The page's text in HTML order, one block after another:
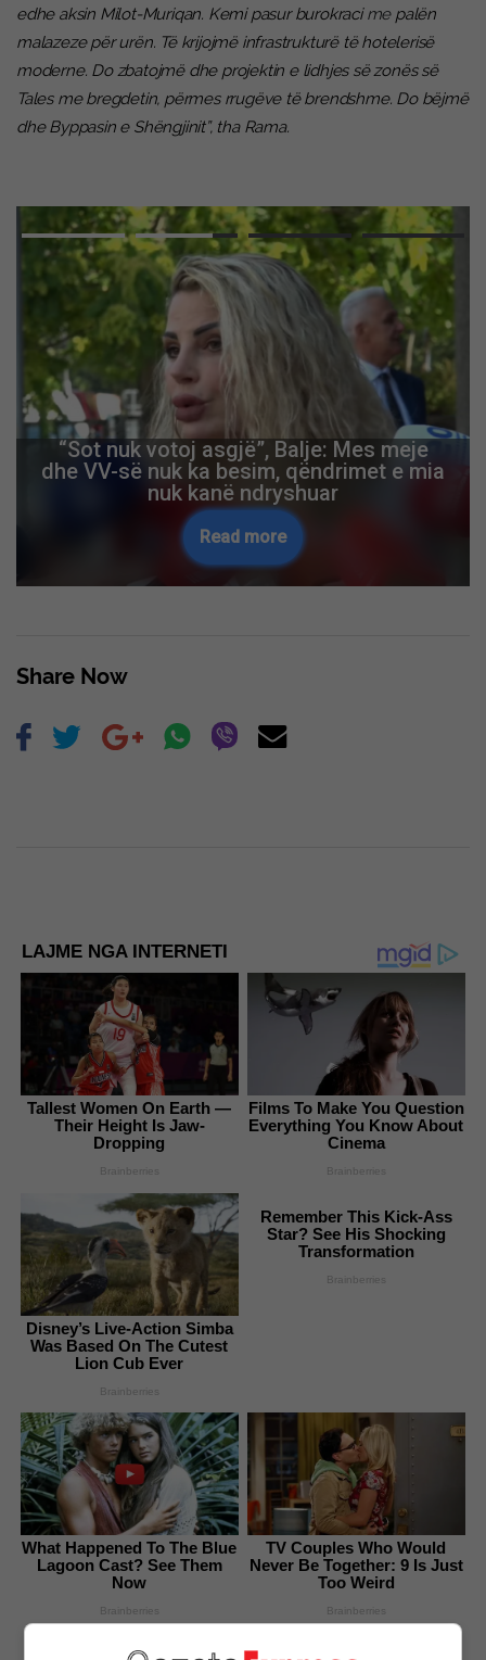
edhe aksin Milot-Muriqan. Kemi pasur burokracime palën
malazeze për urën. Të krijojmë infrastrukturë të hotelerisë
moderne. Do zbatojmë dhe projektin e lidhjes së zonës së
Tales me bregdetin, përmes rrugëve të brendshme. Do bëjmë
dhe Byppasin e Shëngjinit”, tha Rama.
“Sot nuk votoj asgjë”, Balje: Mes meje
dhe VV-së nuk ka besim, qëndrimet e mia
nuk kanë ndryshuar
Read more
Share Now
LAJME NGA INTERNETI
Tallest Women On Earth —
Their Height Is Jaw-
Dropping
Brainberries
Films To Make You Question
Everything You Know About
Cinema
Brainberries
Disney’s Live-Action Simba
Was Based On The Cutest
Lion Cub Ever
Brainberries
Remember This Kick-Ass
Star? See His Shocking
Transformation
Brainberries
What Happened To The Blue
Lagoon Cast? See Them
Now
Brainberries
TV Couples Who Would
Never Be Together: 9 Is Just
Too Weird
Brainberries